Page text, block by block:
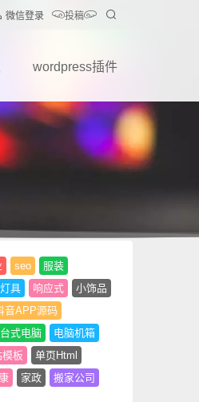
微信登录 投稿
wordpress插件
seo
服装
具 响应式
小饰品
音APP源码
台式电脑
电脑机箱
模板
单页Html
家政
搬家公司